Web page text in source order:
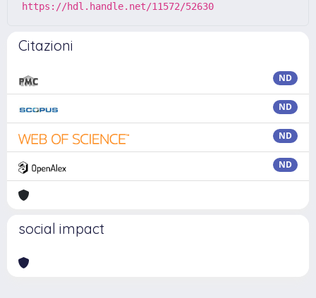
https://hdl.handle.net/11572/52630
Citazioni
ND
ND
ND
ND
social impact